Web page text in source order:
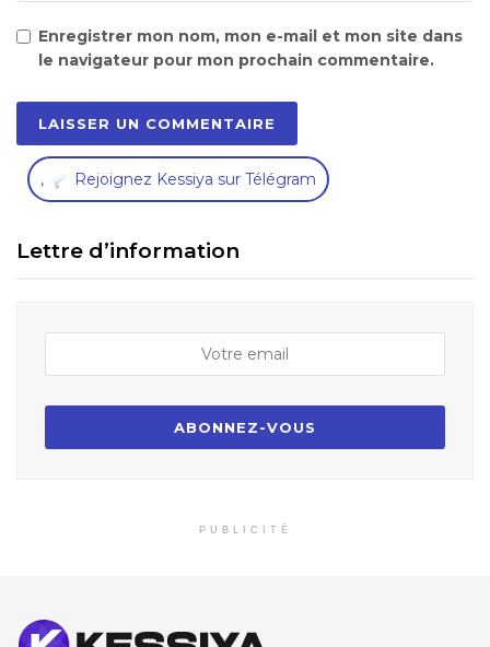
Enregistrer mon nom, mon e-mail et mon site dans
le navigateur pour mon prochain commentaire.
, Rejoignez Kessiya sur Télégram
Lettre d’information
PUBLICITÉ